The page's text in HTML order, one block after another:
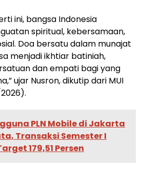
ini, bangsa Indonesia
spiritual, kebersamaan,
Doa bersatu dalam munajat
menjadi ikhtiar batiniah,
dan empati bagi yang
ujar Nusron, dikutip dari MUI
PLN Mobile di Jakarta
Transaksi Semester I
179,51 Persen